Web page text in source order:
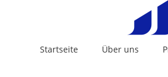
Startseite Über uns